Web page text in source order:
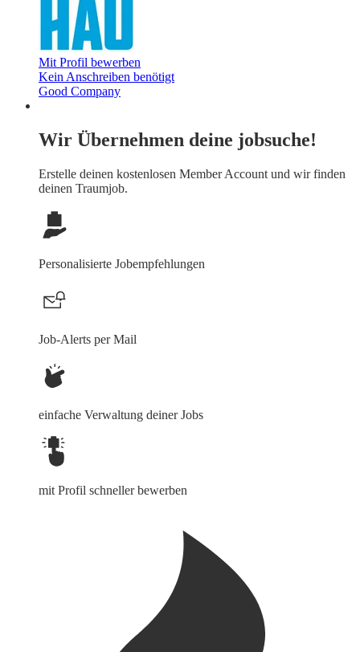
Mit Profil bewerben
Kein Anschreiben benötigt
Good Company
Wir Übernehmen deine jobsuche!
Erstelle deinen kostenlosen Member Account und wir finden
deinen Traumjob.
Personalisierte Jobempfehlungen
Job-Alerts per Mail
einfache Verwaltung deiner Jobs
mit Profil schneller bewerben